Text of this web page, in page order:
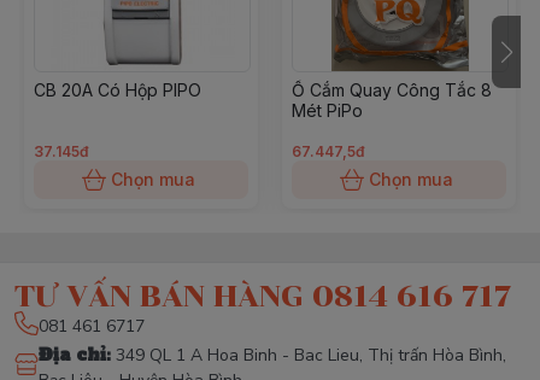
CB 20A Có Hộp PIPO
37.145đ
Chọn mua
Ổ Cắm Quay Công Tắc 8
Mét PiPo
67.447,5đ
Chọn mua
TƯ VẤN BÁN HÀNG 0814 616 717
081 461 6717
Địa chỉ: 349 QL 1 A Hoa Binh - Bac Lieu, Thị trấn Hòa Bình,